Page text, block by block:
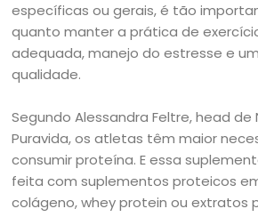
específicas ou gerais, é tão
quanto manter a prática de
adequada, manejo do estresse e
qualidade.
Segundo Alessandra Feltre, head de
Puravida, os atletas têm maior
consumir proteína. E essa
feita com suplementos proteicos
colágeno, whey protein ou extratos